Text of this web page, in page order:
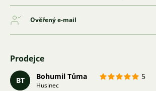
Ověřený e-mail
Prodejce
BT Bohumil Tůma 5
Husinec